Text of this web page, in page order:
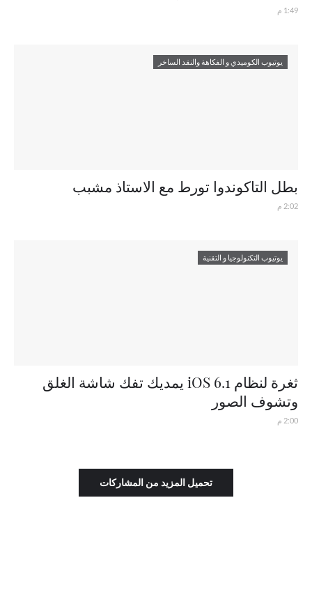
1:49 م
يوتيوب الكوميدي و الفكاهة والنقد الساخر
بطل التاكوندوا تورط مع الاستاذ مشبب
2:02 م
يوتيوب التكنولوجيا و التقنية
ثغرة لنظام iOS 6.1 يمديك تفك شاشة الغلق
وتشوف الصور
2:00 م
تحميل المزيد من المشاركات